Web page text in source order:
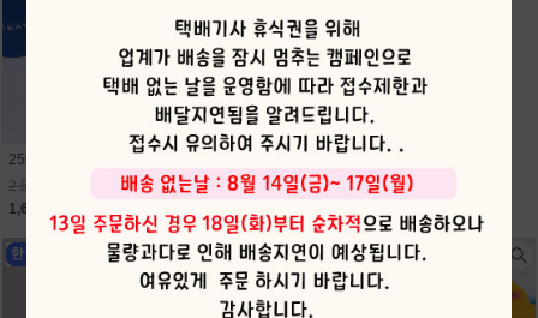
2500먼작귀12색미니원목색연필
2,500원
1,630원
2,000원